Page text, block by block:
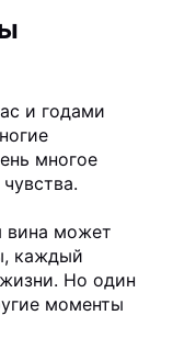
и годами
многое
вина может
каждый
Но один
моменты